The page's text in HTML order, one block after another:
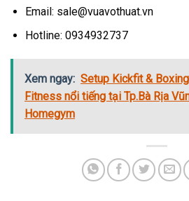
Email: sale@vuavothuat.vn
Hotline: 0934932737
Xem ngay: Setup Kickfit &
Fitness nổi tiếng tại Tp.Bà Rịa
Homegym